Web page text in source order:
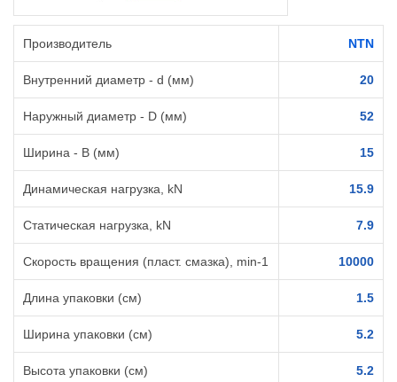
Производитель NTN
Внутренний диаметр - d (мм) 20
Наружный диаметр - D (мм) 52
Ширина - B (мм) 15
Динамическая нагрузка, kN 15.9
Статическая нагрузка, kN 7.9
Скорость вращения (пласт. смазка), min-1 10000
Длина упаковки (см) 1.5
Ширина упаковки (см) 5.2
Высота упаковки (см) 5.2